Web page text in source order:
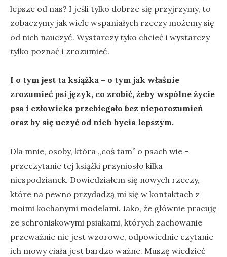
lepsze od nas? I jeśli tylko dobrze się przyjrzymy, to
zobaczymy jak wiele wspaniałych rzeczy możemy się
od nich nauczyć. Wystarczy tyko chcieć i wystarczy
tylko poznać i zrozumieć.
I o tym jest ta książka – o tym jak właśnie
zrozumieć psi język, co zrobić, żeby wspólne życie
psa i człowieka przebiegało bez nieporozumień
oraz by się uczyć od nich bycia lepszym.
Dla mnie, osoby, która „coś tam” o psach wie –
przeczytanie tej książki przyniosło kilka
niespodzianek. Dowiedziałem się nowych rzeczy,
które na pewno przydadzą mi się w kontaktach z
moimi kochanymi modelami. Jako, że głównie pracuję
ze schroniskowymi psiakami, których zachowanie
przeważnie nie jest wzorowe, odpowiednie czytanie
ich mowy ciała jest bardzo ważne. Muszę wiedzieć